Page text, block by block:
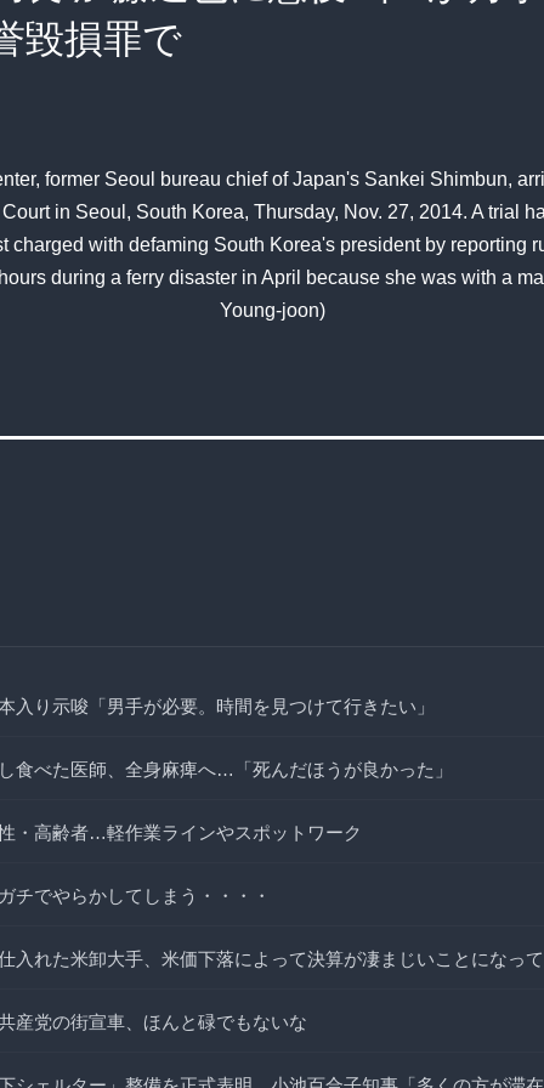
毀損罪で
former Seoul bureau chief of Japan's Sankei Shimbun,
in Seoul, South Korea, Thursday, Nov. 27, 2014. A trial
charged with defaming South Korea's president by reporting
during a ferry disaster in April because she was with a
Young-joon)
入り示唆「男手が必要。時間を見つけて行きたい」
食べた医師、全身麻痺へ…「死んだほうが良かった」
・高齢者…軽作業ラインやスポットワーク
チでやらかしてしまう・・・・
入れた米卸大手、米価下落によって決算が凄まじいことになっ
産党の街宣車、ほんと碌でもないな